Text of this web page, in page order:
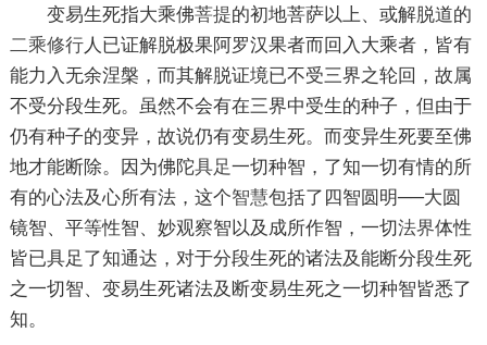
变易生死指大乘佛菩提的初地菩萨以上、或解脱道的
二乘修行人已证解脱极果阿罗汉果者而回入大乘者，皆有
能力入无余涅槃，而其解脱证境已不受三界之轮回，故属
不受分段生死。虽然不会有在三界中受生的种子，但由于
仍有种子的变异，故说仍有变易生死。而变异生死要至佛
地才能断除。因为佛陀具足一切种智，了知一切有情的所
有的心法及心所有法，这个智慧包括了四智圆明──大圆
镜智、平等性智、妙观察智以及成所作智，一切法界体性
皆已具足了知通达，对于分段生死的诸法及能断分段生死
之一切智、变易生死诸法及断变易生死之一切种智皆悉了
知。